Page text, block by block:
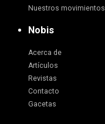
Nuestros movimientos
Nobis
Acerca de
Artículos
Revistas
Contacto
Gacetas